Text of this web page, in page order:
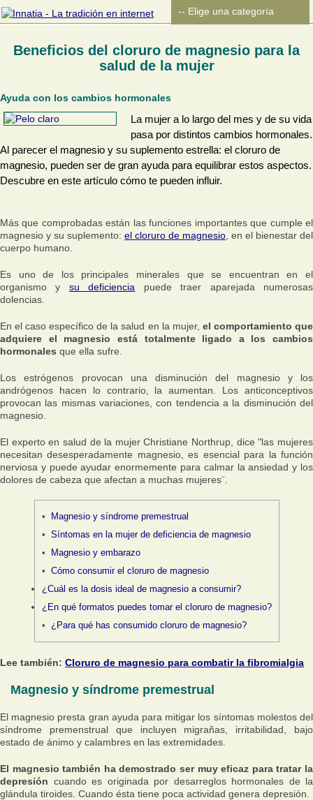
Beneficios del cloruro de magnesio para la
salud de la mujer
Ayuda con los cambios hormonales
La mujer a lo largo del mes y de su vida
pasa por distintos cambios hormonales.
Al parecer el magnesio y su suplemento estrella: el cloruro de
magnesio, pueden ser de gran ayuda para equilibrar estos aspectos.
Descubre en este artículo cómo te pueden influir.
Más que comprobadas están las funciones importantes que cumple el
magnesio y su suplemento: el cloruro de magnesio , en el bienestar del
cuerpo humano.
Es uno de los principales minerales que se encuentran en el
organismo y su deficiencia puede traer aparejada numerosas
dolencias.
En el caso específico de la salud en la mujer, el comportamiento que
adquiere el magnesio está totalmente ligado a los cambios
hormonales que ella sufre.
Los estrógenos provocan una disminución del magnesio y los
andrógenos hacen lo contrario, la aumentan. Los anticonceptivos
provocan las mismas variaciones, con tendencia a la disminución del
magnesio.
El experto en salud de la mujer Christiane Northrup, dice"las mujeres
necesitan desesperadamente magnesio, es esencial para la función
nerviosa y puede ayudar enormemente para calmar la ansiedad y los
dolores de cabeza que afectan a muchas mujeres¨
Magnesio y síndrome premestrual
Síntomas en la mujer de deficiencia de magnesio
Magnesio y embarazo
Cómo consumir el cloruro de magnesio
¿Cuál es la dosis ideal de magnesio a consumir?
¿En qué formatos puedes tomar el cloruro de magnesio?
¿Para qué has consumido cloruro de magnesio?
Lee también: Cloruro de magnesio para combatir la fibromialgia
Magnesio y síndrome premestrual
El magnesio presta gran ayuda para mitigar los síntomas molestos del
síndrome premenstrual que incluyen migrañas, irritabilidad, bajo
estado de ánimo y calambres en las extremidades.
El magnesio también ha demostrado ser muy eficaz para tratar la
depresión cuando es originada por desarreglos hormonales de la
glándula tiroides. Cuando ésta tiene poca actividad genera depresión.